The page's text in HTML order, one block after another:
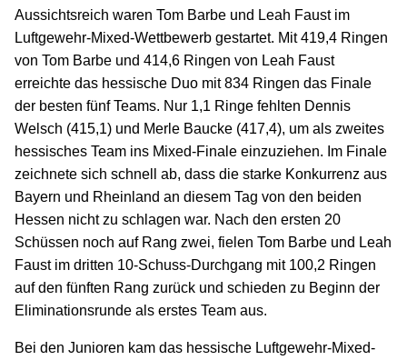
Aussichtsreich waren Tom Barbe und Leah Faust im
Luftgewehr-Mixed-Wettbewerb gestartet. Mit 419,4 Ringen
von Tom Barbe und 414,6 Ringen von Leah Faust
erreichte das hessische Duo mit 834 Ringen das Finale
der besten fünf Teams. Nur 1,1 Ringe fehlten Dennis
Welsch (415,1) und Merle Baucke (417,4), um als zweites
hessisches Team ins Mixed-Finale einzuziehen. Im Finale
zeichnete sich schnell ab, dass die starke Konkurrenz aus
Bayern und Rheinland an diesem Tag von den beiden
Hessen nicht zu schlagen war. Nach den ersten 20
Schüssen noch auf Rang zwei, fielen Tom Barbe und Leah
Faust im dritten 10-Schuss-Durchgang mit 100,2 Ringen
auf den fünften Rang zurück und schieden zu Beginn der
Eliminationsrunde als erstes Team aus.
Bei den Junioren kam das hessische Luftgewehr-Mixed-